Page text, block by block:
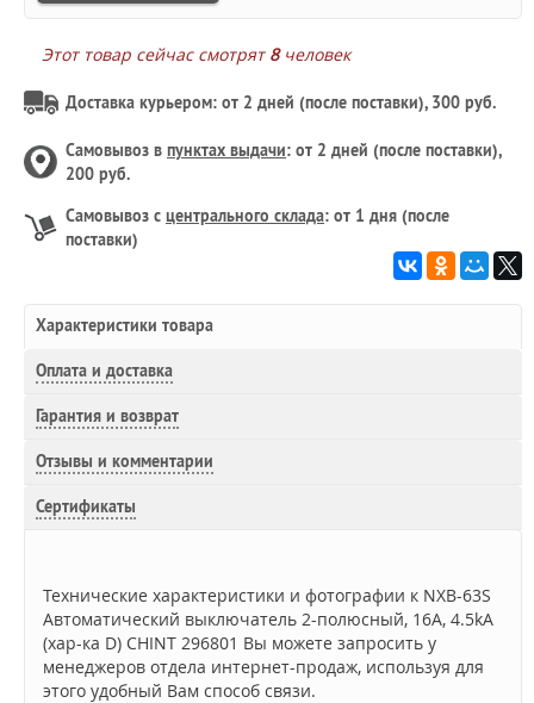
Этот товар сейчас смотрят 8человек
Доставка курьером: от 2 дней (после поставки), 300 руб.
Самовывоз в пунктах выдачи: от 2 дней (после поставки),
200 руб.
Самовывоз с центрального склада: от 1 дня (после
поставки)
Характеристики товара
Оплата и доставка
Гарантия и возврат
Отзывы и комментарии
Сертификаты
Технические характеристики и фотографии к NXB-63S
Автоматический выключатель 2-полюсный, 16А, 4.5kA
(хар-ка D) CHINT 296801 Вы можете запросить у
менеджеров отдела интернет-продаж, используя для
этого удобный Вам способ связи.